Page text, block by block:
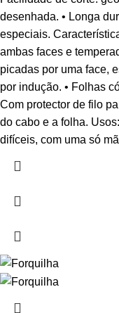
desenhada. • Longa
especiais.
ambas faces e
picadas por uma face,
por indução. • Folhas
Com protector de filo
do cabo e a folha.
difíceis, com uma só